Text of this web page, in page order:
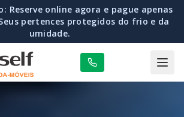
Reserve online agora e pague apenas
pertences protegidos do frio e da
umidade.